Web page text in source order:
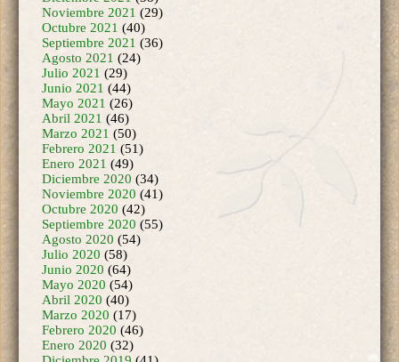
Octubre 2021(40)
Septiembre 2021(36)
Agosto 2021(24)
Julio 2021(29)
Junio 2021 (44)
Mayo 2021 (26)
Abril 2021(46)
Marzo 2021(50)
Febrero 2021(51)
Enero 2021(49)
Diciembre 2020(34)
Noviembre 2020(41)
Octubre 2020(42)
Septiembre 2020(55)
Agosto 2020(54)
Julio 2020(58)
Junio 2020 (64)
Mayo 2020 (54)
Abril 2020(40)
Marzo 2020(17)
Febrero 2020(46)
Enero 2020(32)
Diciembre 2019(41)